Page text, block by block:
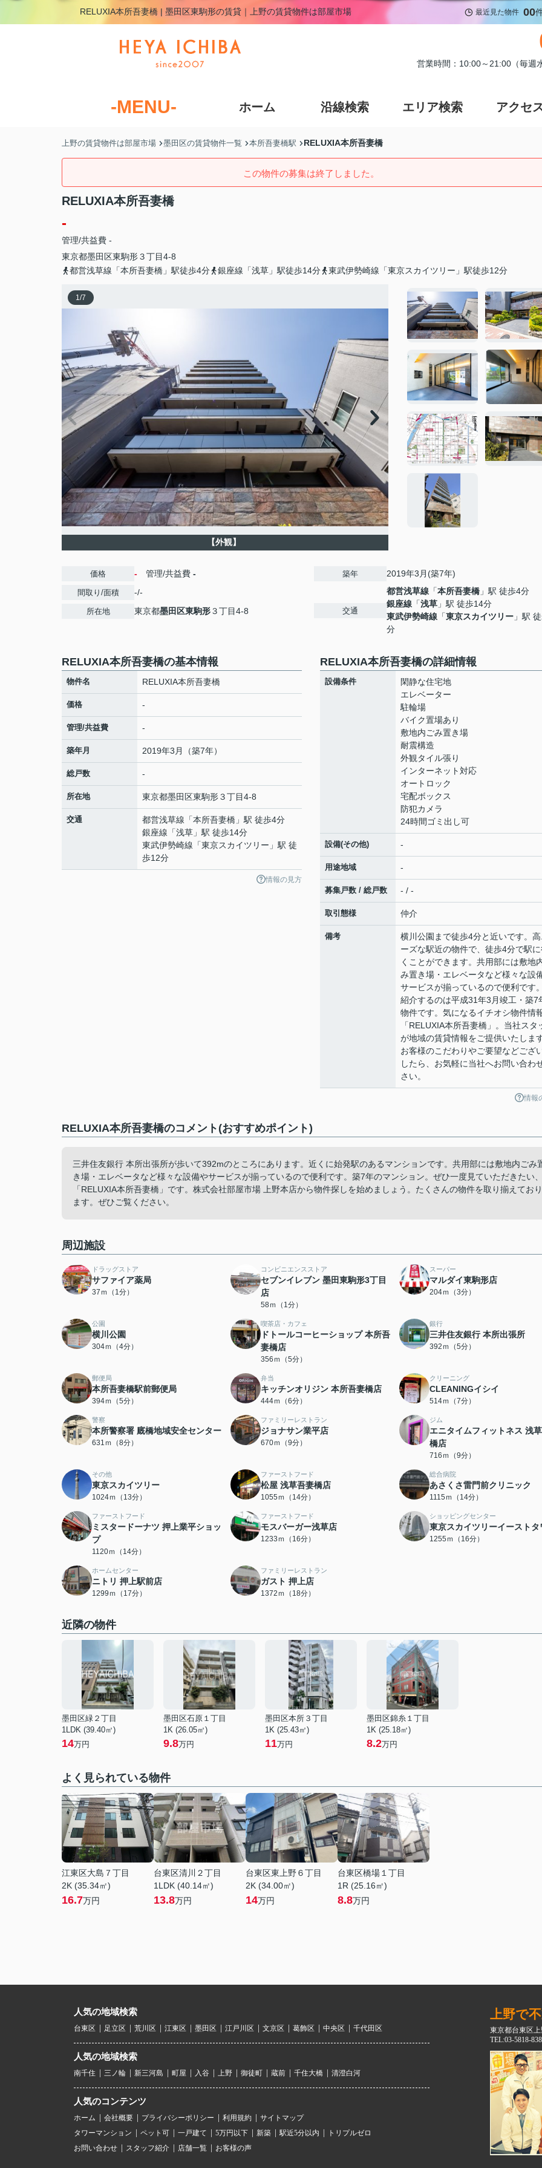
RELUXIA本所吾妻橋 | 墨田区東駒形の賃貸｜上野の賃貸物件は部屋市場 最近見た物件 00
営業時間：10:00～21:00（毎週
-MENU- ホーム 沿線検索 エリア検索 アクセ
上野の賃貸物件は部屋市場 墨田区の賃貸物件一覧 本所吾妻橋駅 RELUXIA本所吾妻橋
この物件の募集は終了しました。
RELUXIA本所吾妻橋
-
管理/共益費 -
東京都墨田区東駒形３丁目4-8
都営浅草線「本所吾妻橋」駅徒歩4分
銀座線「浅草」駅徒歩14分 東武伊勢崎線「東京スカイツリー」駅徒歩12分
1/7
【外観】
価格 - 管理/共益費 -
間取り/面積 -/-
所在地 東京都墨田区東駒形３丁目4-8
築年 2019年3月(築7年)
交通
都営浅草線 「本所吾妻橋 」駅 徒歩4分
銀座線 「浅草 」駅 徒歩14分
東武伊勢崎線 「東京スカイツリー 」駅
分
RELUXIA本所吾妻橋の基本情報
物件名 RELUXIA本所吾妻橋
価格 -
管理/共益費 -
築年月 2019年3月（築7年）
総戸数 -
所在地 東京都墨田区東駒形３丁目4-8
交通 都営浅草線 「本所吾妻橋 」駅 徒歩4分
銀座線 「浅草 」駅 徒歩14分
東武伊勢崎線 「東京スカイツリー 」駅 徒
歩12分
情報の見方
RELUXIA本所吾妻橋の詳細情報
設備条件
閑静な住宅地
エレベーター
駐輪場
バイク置場あり
敷地内ごみ置き場
耐震構造
外観タイル張り
インターネット対応
オートロック
宅配ボックス
防犯カメラ
24時間ゴミ出し可
設備(その他) -
用途地域 -
募集戸数 / 総戸数 - / -
取引態様 仲介
備考
横川公園まで徒歩4分と近いです。
ーズな駅近の物件で、徒歩4分で駅
くことができます。共用部には敷地
み置き場・エレベータなど様々な設
サービスが揃っているので便利です
紹介するのは平成31年3月竣工・築7
物件です。気になるイチオシ物件情
「RELUXIA本所吾妻橋」。当社スタ
が地域の賃貸情報をご提供いたしま
お客様のこだわりやご要望などござ
したら、お気軽に当社へお問い合わ
さい。
情報
RELUXIA本所吾妻橋のコメント(おすすめポイント)
三井住友銀行 本所出張所が歩いて392mのところにあります。近くに始発駅のあるマンションです。共用部には敷地内ごみ
き場・エレベータなど様々な設備やサービスが揃っているので便利です。築7年のマンション。ぜひ一度見ていただきたい
「RELUXIA本所吾妻橋」です。株式会社部屋市場 上野本店から物件探しを始めましょう。たくさんの物件を取り揃えており
ます。ぜひご覧ください。
周辺施設
ドラッグストア
サファイア薬局
37ｍ（1分）
コンビニエンスストア
セブンイレブン 墨田東駒形3丁目
店
58ｍ（1分）
スーパー
マルダイ東駒形店
204ｍ（3分）
公園
横川公園
304ｍ（4分）
喫茶店・カフェ
ドトールコーヒーショップ 本所吾
妻橋店
356ｍ（5分）
銀行
三井住友銀行 本所出張所
392ｍ（5分）
郵便局
本所吾妻橋駅前郵便局
394ｍ（5分）
弁当
キッチンオリジン 本所吾妻橋店
444ｍ（6分）
クリーニング
CLEANINGイシイ
514ｍ（7分）
警察
本所警察署 廐橋地域安全センター
631ｍ（8分）
ファミリーレストラン
ジョナサン業平店
670ｍ（9分）
ジム
エニタイムフィットネス 浅
橋店
716ｍ（9分）
その他
東京スカイツリー
1024ｍ（13分）
ファーストフード
松屋 浅草吾妻橋店
1055ｍ（14分）
総合病院
あさくさ雷門前クリニック
1115ｍ（14分）
ファーストフード
ミスタードーナツ 押上業平ショッ
プ
1120ｍ（14分）
ファーストフード
モスバーガー浅草店
1233ｍ（16分）
ショッピングセンター
東京スカイツリーイーストタ
1255ｍ（16分）
ホームセンター
ニトリ 押上駅前店
1299ｍ（17分）
ファミリーレストラン
ガスト 押上店
1372ｍ（18分）
近隣の物件
墨田区緑２丁目
1LDK (39.40㎡)
14万円
墨田区石原１丁目
1K (26.05㎡)
9.8万円
墨田区本所３丁目
1K (25.43㎡)
11万円
墨田区錦糸１丁目
1K (25.18㎡)
8.2万円
よく見られている物件
江東区大島７丁目
2K (35.34㎡)
16.7万円
台東区清川２丁目
1LDK (40.14㎡)
13.8万円
台東区東上野６丁目
2K (34.00㎡)
14万円
台東区橋場１丁目
1R (25.16㎡)
8.8万円
人気の地域検索
台東区 足立区 荒川区 江東区 墨田区 江戸川区 文京区 葛飾区 中央区 千代田区
人気の地域検索
南千住 三ノ輪 新三河島 町屋 入谷 上野 御徒町 蔵前 千住大橋 清澄白河
人気のコンテンツ
ホーム 会社概要 プライバシーポリシー 利用規約
サイトマップ
タワーマンション
ペット可 一戸建て 5万円以下 新築 駅近5分以内
トリプルゼロ
お問い合わせ
スタッフ紹介 店舗一覧 お客様の声
上野で
東京都台東区
TEL:03-5818-